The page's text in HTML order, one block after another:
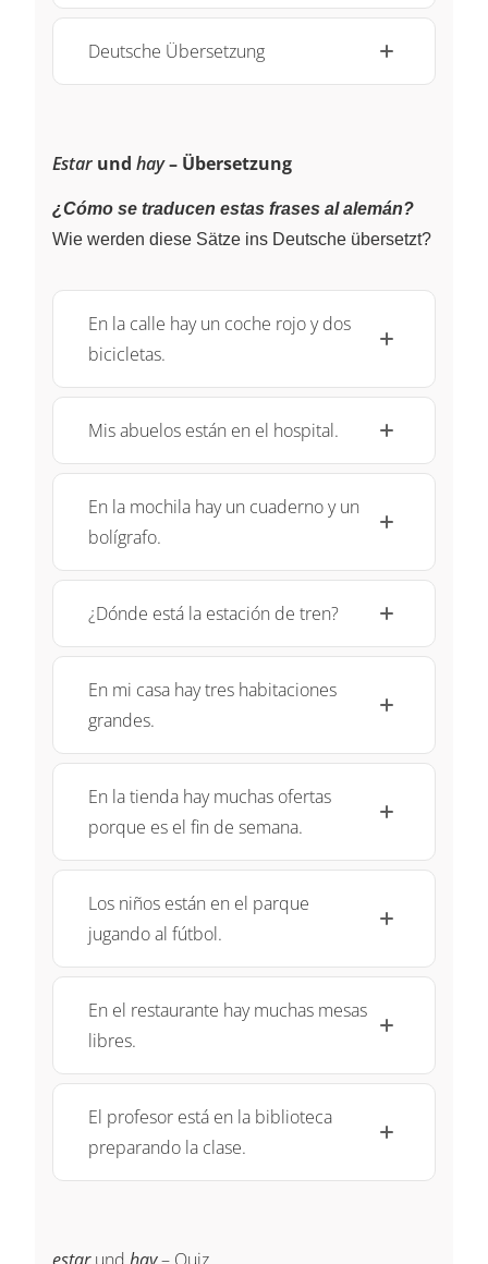
Deutsche Übersetzung
Estar und hay– Übersetzung
¿Cómo se traducen estas frases al alemán?
Wie werden diese Sätze ins Deutsche übersetzt?
En la calle hay un coche rojo y dos
bicicletas.
Mis abuelos están en el hospital.
En la mochila hay un cuaderno y un
bolígrafo.
¿Dónde está la estación de tren?
En mi casa hay tres habitaciones
grandes.
En la tienda hay muchas ofertas
porque es el fin de semana.
Los niños están en el parque
jugando al fútbol.
En el restaurante hay muchas mesas
libres.
El profesor está en la biblioteca
preparando la clase.